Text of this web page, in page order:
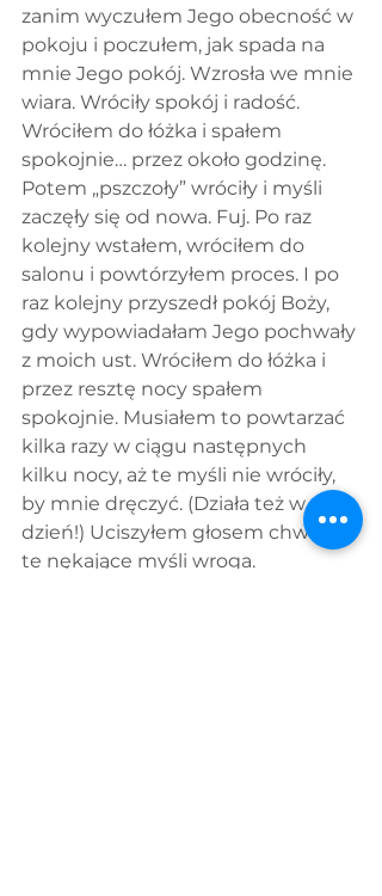
zanim wyczułem Jego obecność w
pokoju i poczułem, jak spada na
mnie Jego pokój. Wzrosła we mnie
wiara. Wróciły spokój i radość.
Wróciłem do łóżka i spałem
spokojnie… przez około godzinę.
Potem „pszczoły” wróciły i myśli
zaczęły się od nowa. Fuj. Po raz
kolejny wstałem, wróciłem do
salonu i powtórzyłem proces. I po
raz kolejny przyszedł pokój Boży,
gdy wypowiadałam Jego pochwały
z moich ust. Wróciłem do łóżka i
przez resztę nocy spałem
spokojnie. Musiałem to powtarzać
kilka razy w ciągu następnych
kilku nocy, aż te myśli nie wróciły,
by mnie dręczyć. (Działa też w
dzień!) Uciszyłem głosem chwały
te nękające myśli wroga.